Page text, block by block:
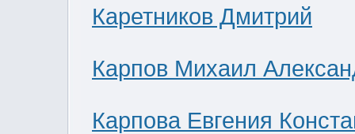
Каретников Дмитрий
Карпов Михаил
Карпова Евгения